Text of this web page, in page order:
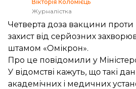
Вікторія Коломієць
Журналістка
Четверта доза вакцини проти
захист від серйозних
штамом «Омікрон».
Про це повідомили у
У відомстві кажуть, що такі
академічних і медичних